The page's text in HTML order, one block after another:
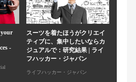
-
スーツを着たほうがクリエイ
ティブに、集中したいならカ
ジュアルで：研究結果 | ライ
フハッカー・ジャパン
ライフハッカー・ジャパン